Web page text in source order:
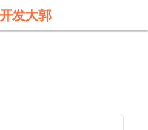
发大郭